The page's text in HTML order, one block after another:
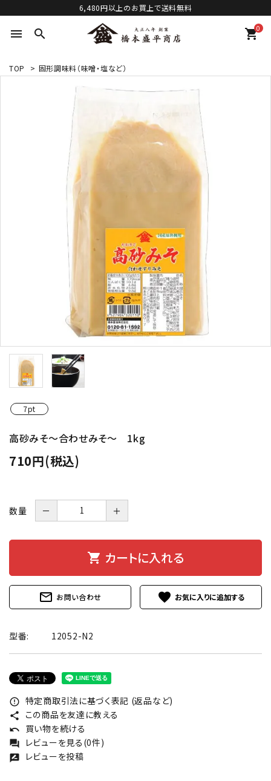
6,480円以上のお買上で送料無料
menu search 0
shopping_cart
TOP > 固形調味料（味噌・塩など）
7pt
高砂みそ～合わせみそ～ 1kg
710円(税込)
数量 － ＋
shopping_cart カートに入れる
mail_outline お問い合わせ favorite
型番: 12052-N2
error_outline 特定商取引法に基づく表記 (返品など)
share この商品を友達に教える
undo 買い物を続ける
forum レビューを見る(0件)
rate_review レビューを投稿